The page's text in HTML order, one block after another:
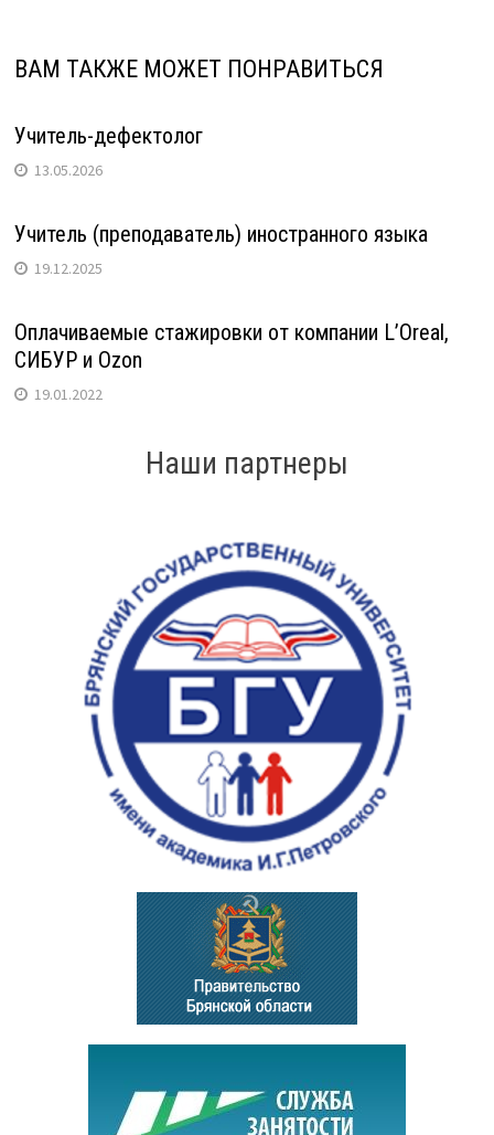
ВАМ ТАКЖЕ МОЖЕТ ПОНРАВИТЬСЯ
Учитель-дефектолог
13.05.2026
Учитель (преподаватель) иностранного языка
19.12.2025
Оплачиваемые стажировки от компании L’Oreal,
СИБУР и Ozon
19.01.2022
Наши партнеры